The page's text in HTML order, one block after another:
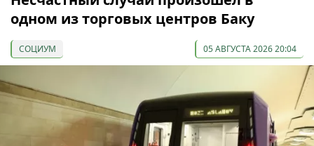
одном из торговых центров Баку
СОЦИУМ 05 АВГУСТА 2026 20:04